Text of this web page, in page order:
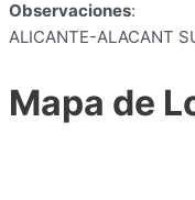
Observaciones:
ALICANTE-ALACANT
Mapa de